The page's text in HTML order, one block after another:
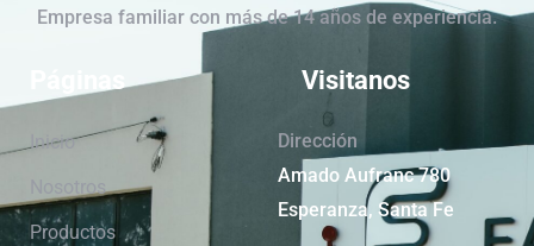
Empresa familiar con más de 14 años de experiencia.
Páginas
Inicio
Nosotros
Productos
Visitanos
Dirección
Amado Aufranc 780
Esperanza, Santa Fe